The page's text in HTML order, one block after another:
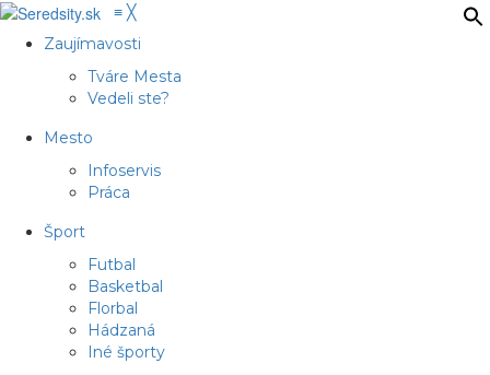
≡ ╳
Zaujímavosti
Tváre Mesta
Vedeli ste?
Mesto
Infoservis
Práca
Šport
Futbal
Basketbal
Florbal
Hádzaná
Iné športy